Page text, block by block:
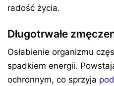
radość życia.
Długotrwałe
Osłabienie organizmu
spadkiem energii.
ochronnym, co sprzyja